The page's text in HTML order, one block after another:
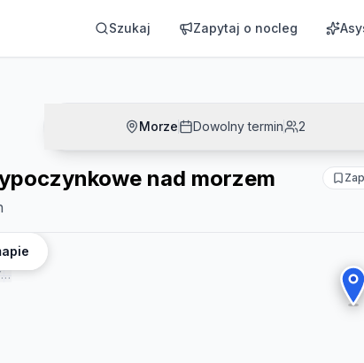
Szukaj Zapytaj o nocleg
Morze Dowolny termin 2
nad morzem